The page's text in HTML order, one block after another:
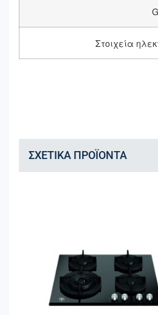
Στοιχεία
ΣΧΕΤΙΚΆ ΠΡΟΪΌΝΤΑ